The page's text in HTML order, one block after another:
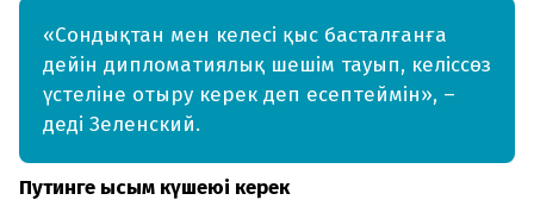
«Сондықтан мен келесі қыс басталғанға
дейін дипломатиялық шешім тауып, келіссөз
үстеліне отыру керек деп есептеймін», –
деді Зеленский.
Путинге қысым күшеюі керек